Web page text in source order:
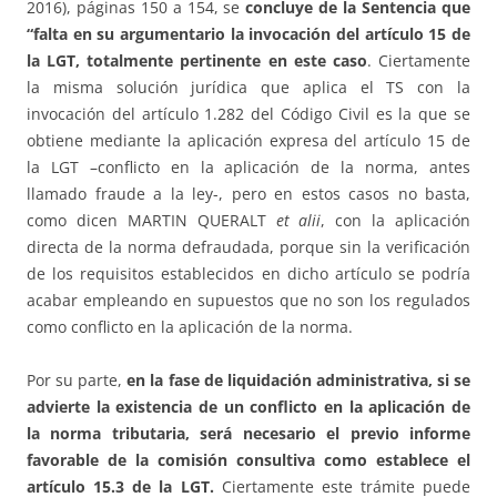
2016), páginas 150 a 154, seconcluye de la Sentencia que
“falta en su argumentario la invocación del artículo 15 de
la LGT, totalmente pertinente en este caso. Ciertamente
la misma solución jurídica que aplica el TS con la
invocación del artículo 1.282 del Código Civil es la que se
obtiene mediante la aplicación expresa del artículo 15 de
la LGT –conflicto en la aplicación de la norma, antes
llamado fraude a la ley-, pero en estos casos no basta,
como dicen MARTIN QUERALT et alii, con la aplicación
directa de la norma defraudada, porque sin la verificación
de los requisitos establecidos en dicho artículo se podría
acabar empleando en supuestos que no son los regulados
como conflicto en la aplicación de la norma.
Por su parte,en la fase de liquidación administrativa, si se
advierte la existencia de un conflicto en la aplicación de
la norma tributaria, será necesario el previo informe
favorable de la comisión consultiva como establece el
artículo 15.3 de la LGT. Ciertamente este trámite puede